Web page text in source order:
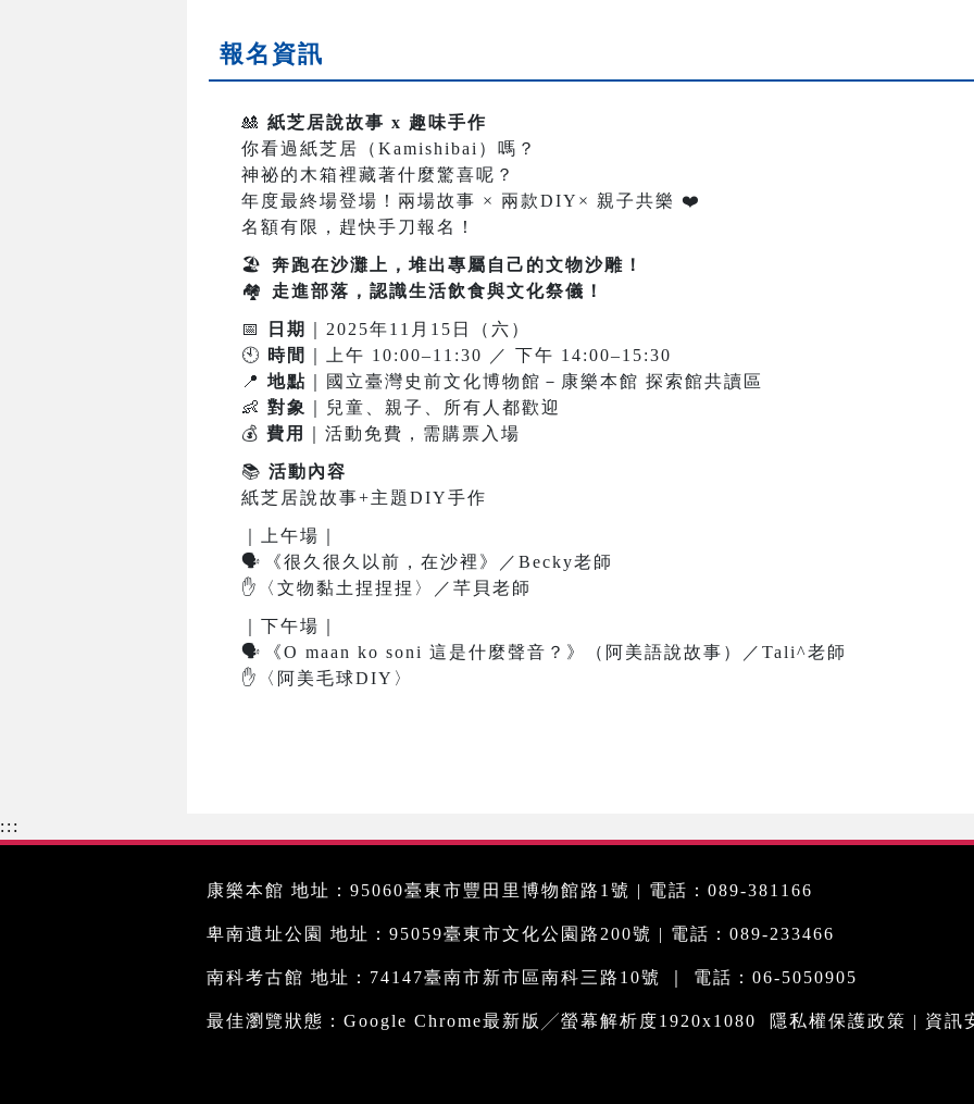
報名資訊
🎎 紙芝居說故事 x 趣味手作
你看過紙芝居（Kamishibai）嗎？
神祕的木箱裡藏著什麼驚喜呢？
年度最終場登場！兩場故事 × 兩款DIY× 親子共樂 ❤
名額有限，趕快手刀報名！
🏖
奔跑在沙灘上，堆出專屬自己的文物沙雕！
🏘
走進部落，認識生活飲食與文化祭儀！
📅 日期
｜2025年11月15日（六）
🕙 時間
｜上午 10:00–11:30 ／ 下午 14:00–15:30
📍 地點 ｜國立臺灣史前文化博物館－康樂本館 探索館共讀區
👶 對象
｜兒童、親子、所有人都歡迎
💰 費用 ｜活動免費，需購票入場
📚 活動內容
紙芝居說故事+主題DIY手作
｜上午場｜
🗣
《很久很久以前，在沙裡》／Becky老師
✋
〈文物黏土捏捏捏〉／芊貝老師
｜下午場｜
🗣
《O maan ko soni 這是什麼聲音？》（阿美語說故事）／Tali^老師
✋
〈阿美毛球DIY〉
:::
康樂本館 地址：95060臺東市豐田里博物館路1號 | 電話：089-381166
卑南遺址公園 地址：95059臺東市文化公園路200號 | 電話：089-233466
南科考古館 地址：74147臺南市新市區南科三路10號 ｜ 電話：06-5050905
最佳瀏覽狀態：Google Chrome最新版╱螢幕解析度1920x1080 隱私權保護政策 | 資訊